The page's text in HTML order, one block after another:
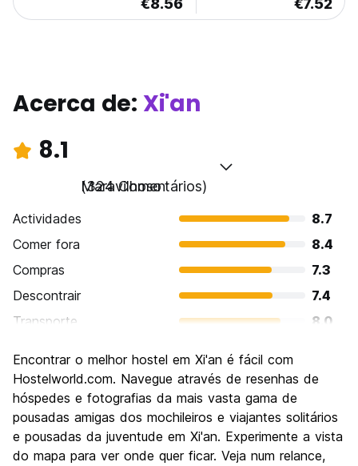
€8.56 €7.52
Acerca de: Xi'an
8.1
Maravilhoso
(324 Comentários)
Actividades
8.7
Comer fora
8.4
Compras
7.3
Descontrair
7.4
Transporte
8.0
Cultura
8.9
Festas / vida noturna
Custo-beneficio
8.3
Encontrar o melhor hostel em Xi'an é fácil com
Hostelworld.com. Navegue através de resenhas de
hóspedes e fotografias da mais vasta gama de
pousadas amigas dos mochileiros e viajantes solitários
e pousadas da juventude em Xi'an. Experimente a vista
do mapa para ver onde quer ficar. Veja num relance,